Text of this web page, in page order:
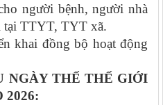
người bệnh, người nhà
tại TTYT, TYT xã.
khai đồng bộ hoạt động
NGÀY THẾ THẾ GIỚI
2026: